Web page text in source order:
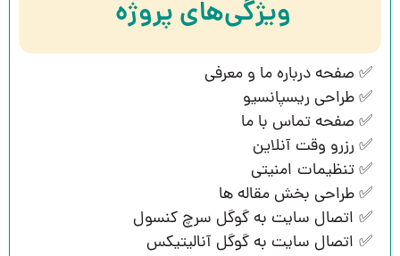
ویژگی‌‌های پروژه
✅ صفحه درباره ما و معرفی
✅ طراحی ریسپانسیو
✅ صفحه تماس با ما
✅ رزرو وقت آنلاین
✅ تنظیمات امنیتی
✅ طراحی بخش مقاله ها
✅ اتصال سایت به گوگل سرچ کنسول
✅ اتصال سایت به گوگل آنالیتیکس